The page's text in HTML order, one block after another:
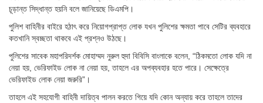
চূড়ান্ত সিদ্ধান্ত হয়নি বলে জানিয়েছে ডিএমপি।
পুলিশ বাহিনীর বাইরে হঠাৎ করে নিয়োগপ্রাপ্ত লোক যখন পুলিশের ক্ষমতা পাবে সেটির ব্যবহারে
কতখানি স্বচ্ছতা থাকবে এই প্রশ্নও উঠছে।
পুলিশের সাবেক মহাপরিদর্শক মোহাম্মদ নুরুল হুদা বিবিসি বাংলাকে বলেন, “ঠিকমতো লোক যদি না
নেয়া হয়, ভেরিফাইড লোক না নেয়া হয়, তাহলে এর অপব্যবহার হতে পারে। সেক্ষেত্রে
ভেরিফাইড লোক নেয়া জরুরি”।
তাহলে এই সহযোগী বাহিনী দায়িত্ব পালন করতে গিয়ে যদি কোন অন্যায় করে তাহলে তাদের